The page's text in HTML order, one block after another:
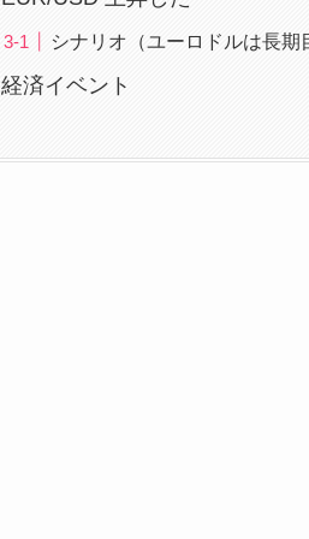
シナリオ（ユーロドルは長期
経済イベント